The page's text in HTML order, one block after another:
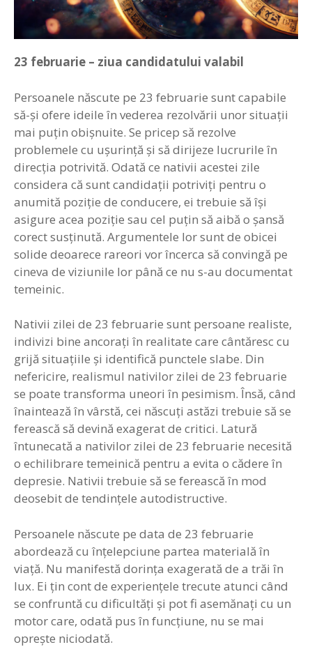
23 februarie – ziua candidatului valabil
Persoanele născute pe 23 februarie sunt capabile
să-şi ofere ideile în vederea rezolvării unor situaţii
mai puţin obişnuite. Se pricep să rezolve
problemele cu uşurinţă şi să dirijeze lucrurile în
direcţia potrivită. Odată ce nativii acestei zile
considera că sunt candidaţii potriviţi pentru o
anumită poziţie de conducere, ei trebuie să îşi
asigure acea poziţie sau cel puţin să aibă o şansă
corect susţinută. Argumentele lor sunt de obicei
solide deoarece rareori vor încerca să convingă pe
cineva de viziunile lor până ce nu s-au documentat
temeinic.
Nativii zilei de 23 februarie sunt persoane realiste,
indivizi bine ancoraţi în realitate care cântăresc cu
grijă situaţiile şi identifică punctele slabe. Din
nefericire, realismul nativilor zilei de 23 februarie
se poate transforma uneori în pesimism. Însă, când
înaintează în vârstă, cei născuţi astăzi trebuie să se
ferească să devină exagerat de critici. Latură
întunecată a nativilor zilei de 23 februarie necesită
o echilibrare temeinică pentru a evita o cădere în
depresie. Nativii trebuie să se ferească în mod
deosebit de tendinţele autodistructive.
Persoanele născute pe data de 23 februarie
abordează cu înţelepciune partea materială în
viaţă. Nu manifestă dorinţa exagerată de a trăi în
lux. Ei ţin cont de experienţele trecute atunci când
se confruntă cu dificultăţi şi pot fi asemănaţi cu un
motor care, odată pus în funcţiune, nu se mai
opreşte niciodată.